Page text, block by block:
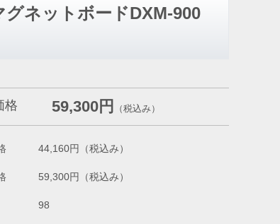
ネットボードDXM-900
格 59,300円 （税込み）
44,160円 （税込み）
59,300円 （税込み）
98